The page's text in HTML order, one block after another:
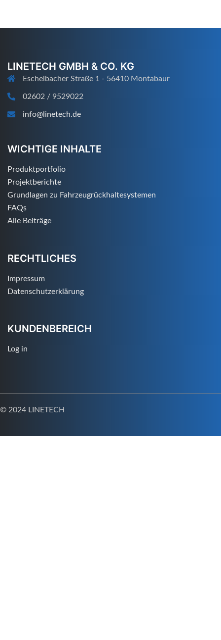
LINETECH GMBH & CO. KG
Eschelbacher Straße 1 - 56410 Montabaur
02602 / 9529022
info@linetech.de
WICHTIGE INHALTE
Produktportfolio
Projektberichte
Grundlagen zu Fahrzeugrückhaltesystemen
FAQs
Alle Beiträge
RECHTLICHES
Impressum
Datenschutzerklärung
KUNDENBEREICH
Log in
© 2024 LINETECH